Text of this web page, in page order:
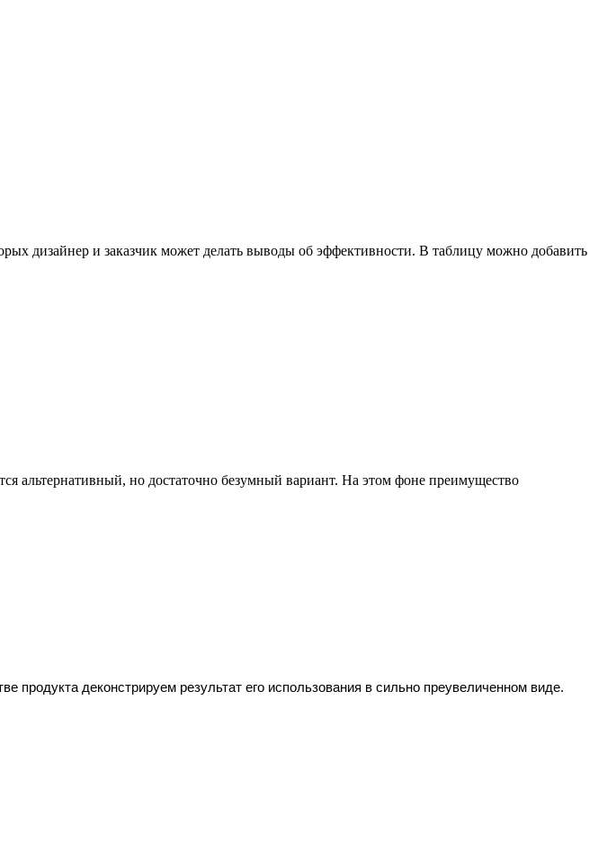
дизайнер и заказчик может делать выводы об эффективности. В таблицу можно добавить
альтернативный, но достаточно безумный вариант. На этом фоне преимущество
продукта деконстрируем результат его использования в сильно преувеличенном виде.